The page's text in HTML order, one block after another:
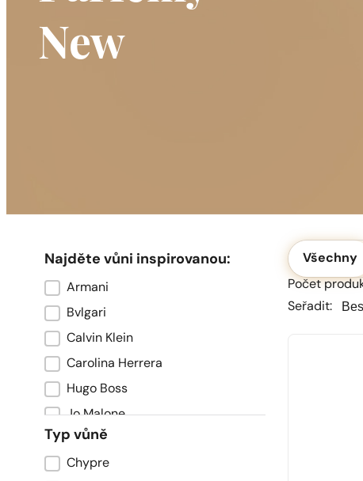
New
Najděte vůni inspirovanou:
Marka oryginału
Armani
Bvlgari
Calvin Klein
Carolina Herrera
Hugo Boss
Jo Malone
Kenzo
Lolita Lempicka
Typ vůně
Typ zapachu
Chypre
Okoliczność
Všechny
Počet
Seřadit: